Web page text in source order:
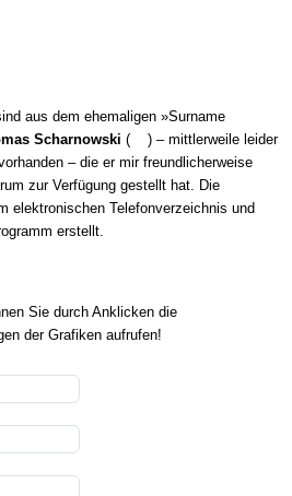
aus dem ehemaligen »Surname
Scharnowski (
) – mittlerweile leider
– die er mir freundlicherweise
zur Verfügung gestellt hat. Die
elektronischen Telefonverzeichnis und
erstellt.
Sie durch Anklicken die
der Grafiken aufrufen!